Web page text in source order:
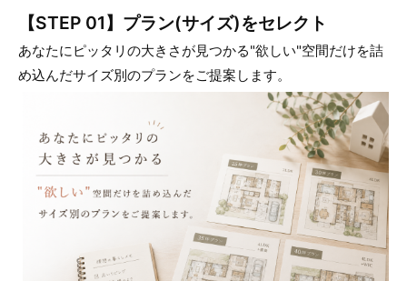
【STEP 01】プラン(サイズ)をセレクト
あなたにピッタリの大きさが見つかる"欲しい"空間だけを詰
め込んだサイズ別のプランをご提案します。